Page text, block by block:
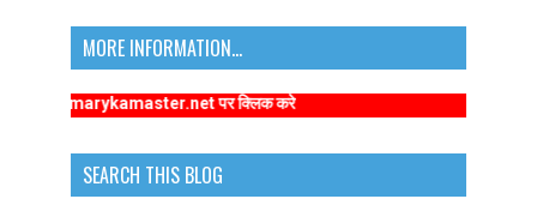
MORE INFORMATION...
पर क्लिक करे
SEARCH THIS BLOG